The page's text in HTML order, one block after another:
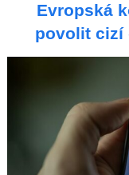
Evropská
povolit cizí